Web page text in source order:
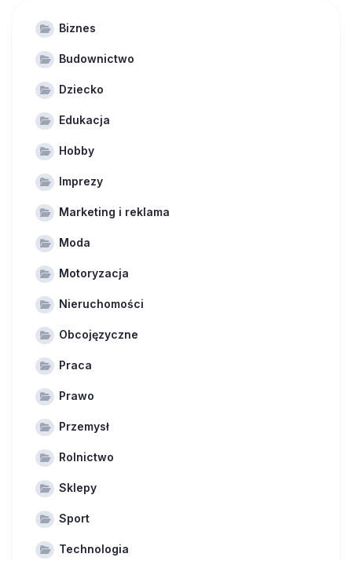
Biznes
Budownictwo
Dziecko
Edukacja
Hobby
Imprezy
Marketing i reklama
Moda
Motoryzacja
Nieruchomości
Obcojęzyczne
Praca
Prawo
Przemysł
Rolnictwo
Sklepy
Sport
Technologia